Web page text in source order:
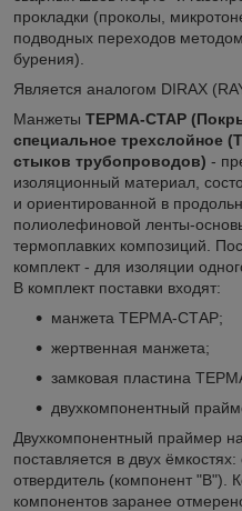
прокладки (проколы,
подводных переходов
бурения).
Является аналогом DIRAX
Манжеты ТЕРМА-СТАР
специальное трехслойное
стыков трубопроводов) -
изоляционный материал,
и ориентированной в
полиолефиновой ленты-
термоплавких композиций.
комплект - для изоляции
В комплект поставки входят:
манжета ТЕРМА-СТАР;
жертвенная манжета;
замковая пластина
двухкомпонентный
Двухкомпонентный праймер
поставляется в двух
отвердитель (компонент "В").
компонентов заранее